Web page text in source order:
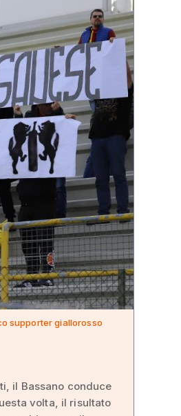
supporter giallorosso
il Bassano conduce
volta, il risultato